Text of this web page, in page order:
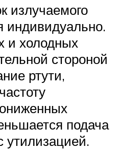
излучаемого
индивидуально.
и холодных
стороной
ртути,
подача
утилизацией.